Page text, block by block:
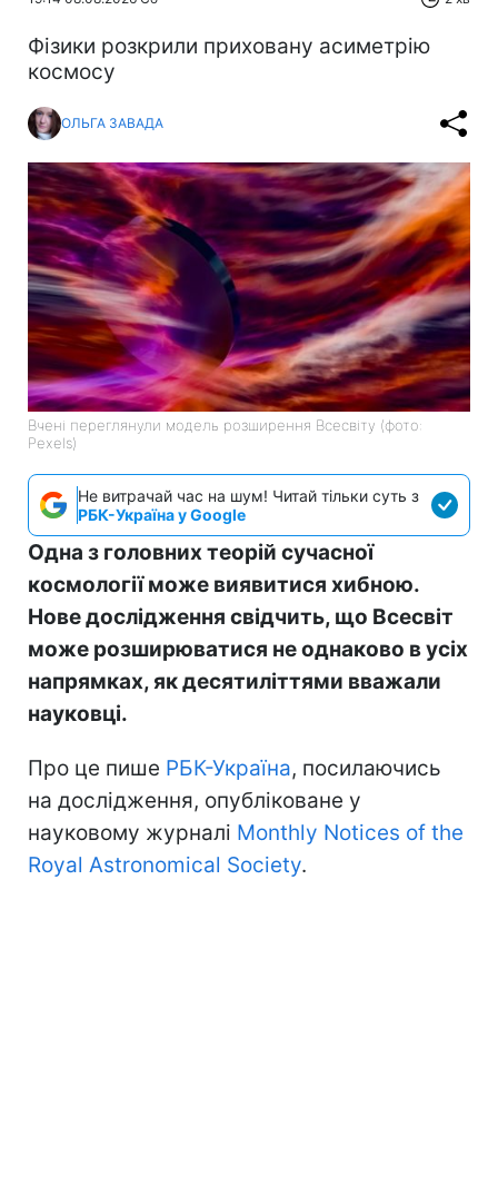
Фізики розкрили приховану асиметрію
космосу
ОЛЬГА ЗАВАДА
Вчені переглянули модель розширення Всесвіту (фото:
Pexels)
Не витрачай час на шум! Читай тільки суть з
РБК-Україна у Google
Одна з головних теорій сучасної
космології може виявитися хибною.
Нове дослідження свідчить, що Всесвіт
може розширюватися не однаково в усіх
напрямках, як десятиліттями вважали
науковці.
Про це пише РБК-Україна, посилаючись
на дослідження, опубліковане у
науковому журналі Monthly Notices of the
Royal Astronomical Society.